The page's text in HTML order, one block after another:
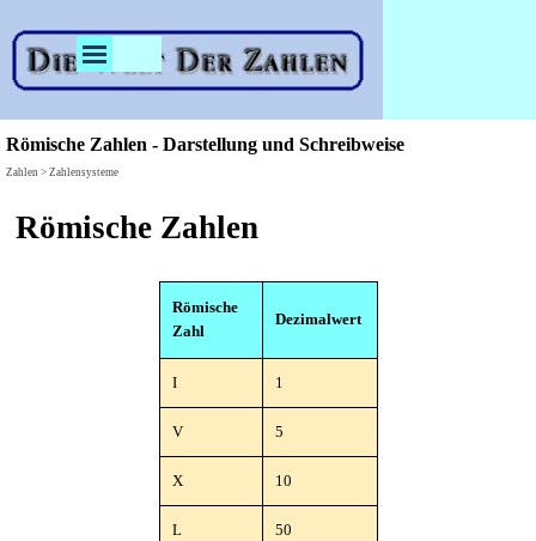
Menü überspringen
Römische Zahlen - Darstellung und Schreibweise
Zahlen > Zahlensysteme
Römische Zahlen
Römische
Zahl
Dezimalwert
I 1
V 5
X 10
L 50